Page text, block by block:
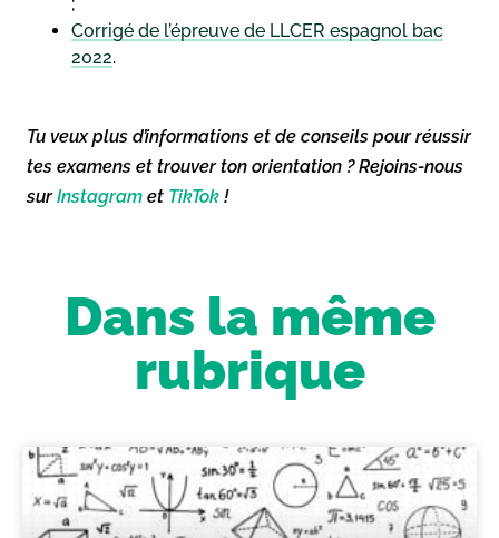
Corrigé de l’épreuve de LLCER espagnol bac
2022.
Tu veux plus d’informations et de conseils pour réussir
tes examens et trouver ton orientation ? Rejoins-nous
surInstagram et TikTok !
Dans la même
rubrique